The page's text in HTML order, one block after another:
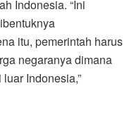
Indonesia. “Ini
itu, pemerintah harus
negaranya dimana
Indonesia,”